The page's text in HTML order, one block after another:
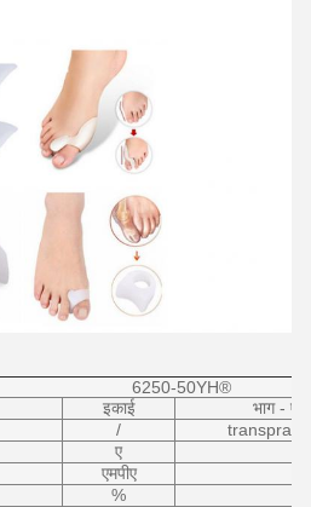
6250-50YH®
इकाई
भाग - ए
/
ए
एमपीए
%